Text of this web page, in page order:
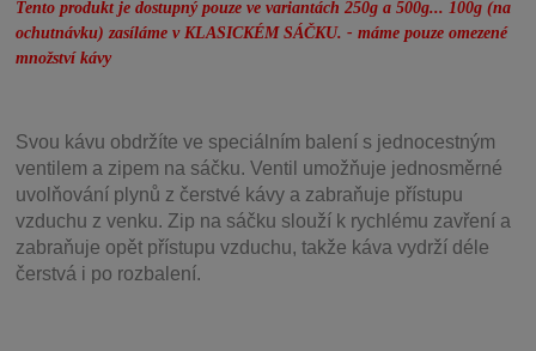
Tento produkt je dostupný pouze ve variantách 250g a 500g... 100g (na
ochutnávku) zasíláme v KLASICKÉM SÁČKU. - máme pouze omezené
množství kávy
Svou kávu obdržíte ve speciálním balení s jednocestným
ventilem a zipem na sáčku. Ventil umožňuje jednosměrné
uvolňování plynů z čerstvé kávy a zabraňuje přístupu
vzduchu z venku. Zip na sáčku slouží k rychlému zavření a
zabraňuje opět přístupu vzduchu, takže káva vydrží déle
čerstvá i po rozbalení.